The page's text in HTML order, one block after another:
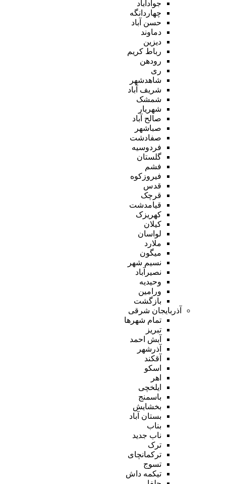
جوادآباد
چهاردانگه
حسن آباد
دماوند
دیزین
رباط کریم
رودهن
ری
شاهدشهر
شریف آباد
شمشک
شهریار
صالح آباد
صباشهر
صفادشت
فردوسیه
گلستان
فشم
فیروزکوه
قدس
قرچک
قیامدشت
کهریزک
کیلان
لواسان
ملارد
میگون
نسیم شهر
نصیرآباد
وحیدیه
ورامین
بازگشت
آذربایجان شرقی
تمام شهر‌ها
تبریز
آبش احمد
آذرشهر
آقکند
اسکو
اهر
ایلخچی
باسمنج
بخشایش
بستان آباد
بناب
ناب جدید
ترک
ترکمانچای
تسوج
تیکمه داش